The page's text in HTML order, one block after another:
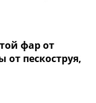
фар от
пескоструя,